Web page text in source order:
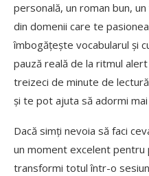
personală, un roman bun,
din domenii care te
îmbogățește vocabularul și
pauză reală de la ritmul
treizeci de minute de
și te pot ajuta să adormi
Dacă simți nevoia să faci
un moment excelent pentru
transformi totul într-o